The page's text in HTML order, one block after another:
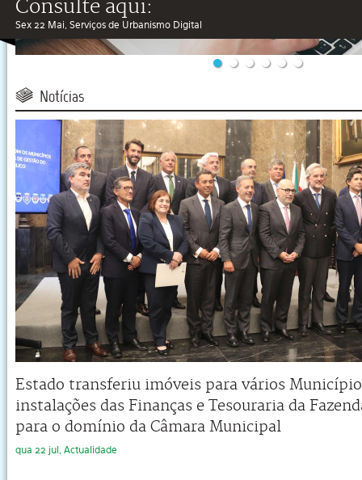
Consulte aqui:
Sex 22 Mai, Serviços de Urbanismo Digital
Notícias
Estado transferiu imóveis para vários
instalações das Finanças e Tesouraria da
para o domínio da Câmara Municipal
qua 22 jul, Actualidade